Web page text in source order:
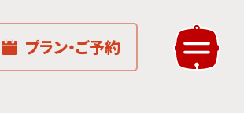
プラン・ご予約